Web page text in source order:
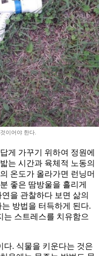
이어야 한다.
게 가꾸기 위하여 정원에
는 시간과 육체적 노동의
온도가 올라가면 런닝머
좋은 땀방울을 흘리게
을 관찰하다 보면 삶의
방법을 터득하게 된다.
는 스트레스를 치유함으
다. 식물을 키운다는 것은